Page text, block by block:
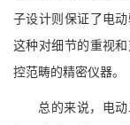
子设计则保证了电
这种对细节的重视
控范畴的精密仪器。
总的来说，电动